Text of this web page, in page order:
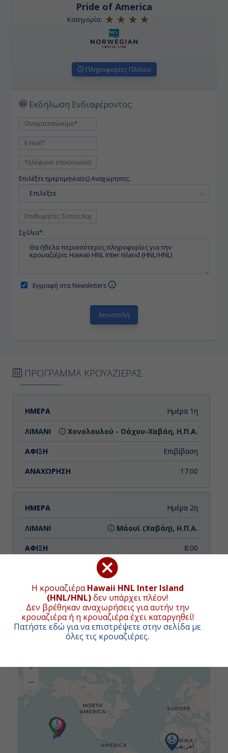
Η κρουαζιέραHawaii HNL Inter Island
(HNL/HNL)δεν υπάρχει πλέον!
Δεν βρέθηκαν αναχωρήσεις για αυτήν την
κρουαζιέρα ή η κρουαζιέρα έχει καταργηθεί!
Πατήστε εδώ για να επιστρέψετε στην σελίδα με
όλες τις κρουαζιέρες.
Pride of America
Κατηγορία:
Πληροφορίες Πλοίου
Εκδήλωση Ενδιαφέροντος:
Επιλέξτε ημερομηνία(ες) Αναχώρησης:
Επιλέξτε
Σχόλια*:
Εγγραφή στα Newsletters
ΠΡΟΓΡΑΜΜΑ ΚΡΟΥΑΖΙΕΡΑΣ
ΗΜΕΡΑ ΑΝΑΧΩΡΗΣΗ
Ημέρα 1η
Χονολουλού - Οάχου-Χαβάη, Η.Π.Α.
Επιβίβαση
17:00
Ημέρα 2η
Μάουϊ (Χαβάη), Η.Π.Α.
8:00
Ημέρα 3η
Μάουϊ (Χαβάη), Η.Π.Α.
18:00
Ημέρα 4η
Χίλο (Χαβάη), Η.Π.Α.
8:00
ΧΑΡΤΗΣ ΚΡΟΥΑΖΙΕΡΑΣ
+
−